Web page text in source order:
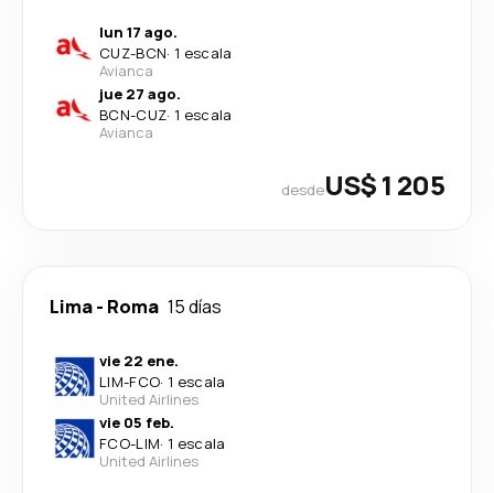
lun 17 ago.
CUZ-BCN· 1 escala
Avianca
jue 27 ago.
BCN-CUZ· 1 escala
Avianca
desdeUS$ 1 205
Lima- Roma 15 días
vie 22 ene.
LIM-FCO· 1 escala
United Airlines
vie 05 feb.
FCO-LIM· 1 escala
United Airlines